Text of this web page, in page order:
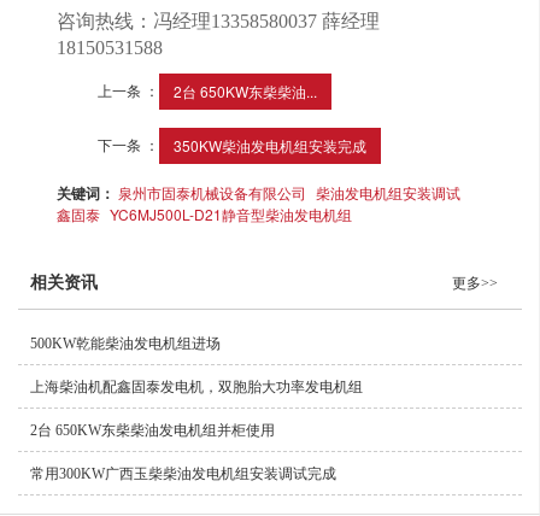
咨询热线：冯经理13358580037 薛经理
18150531588
上一条 ： 2台 650KW东柴柴油...
下一条 ： 350KW柴油发电机组安装完成
关键词： 泉州市固泰机械设备有限公司
柴油发电机组安装调试
鑫固泰 YC6MJ500L-D21静音型柴油发电机组
相关资讯 更多>>
500KW乾能柴油发电机组进场
上海柴油机配鑫固泰发电机，双胞胎大功率发电机组
2台 650KW东柴柴油发电机组并柜使用
常用300KW广西玉柴柴油发电机组安装调试完成